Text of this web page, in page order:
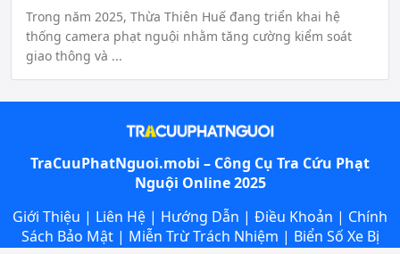
Trong năm 2025, Thừa Thiên Huế đang triển khai hệ
thống camera phạt nguội nhằm tăng cường kiểm soát
giao thông và ...
TraCuuPhatNguoi.mobi – Công Cụ Tra Cứu Phạt
Nguội Online 2025
Giới Thiệu | Liên Hệ | Hướng Dẫn | Điều Khoản | Chính
Sách Bảo Mật| Miễn Trừ Trách Nhiệm | Biển Số Xe Bị